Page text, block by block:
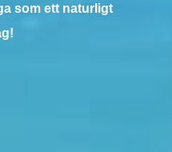
som ett naturligt